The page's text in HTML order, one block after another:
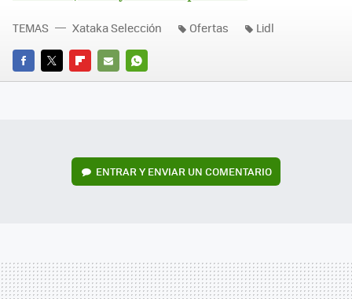
FACEBOOK
TWITTERFLIPBOARD
E-
WHATSAPP
TEMAS Xataka Selección Ofertas Lidl
ENTRAR Y ENVIAR UN COMENTARIO